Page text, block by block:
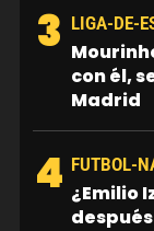
3 LIGA-DE-
con él,
Madrid
4 FUTBOL-
¿Emilio